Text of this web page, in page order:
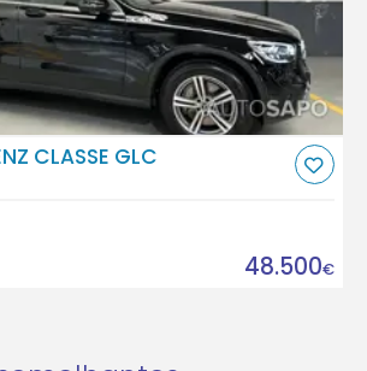
CLASSE GLC
48.500€